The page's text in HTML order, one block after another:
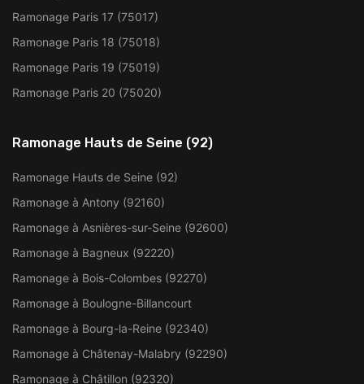
Ramonage Paris 17 (75017)
Ramonage Paris 18 (75018)
Ramonage Paris 19 (75019)
Ramonage Paris 20 (75020)
Ramonage Hauts de Seine (92)
Ramonage Hauts de Seine (92)
Ramonage à Antony (92160)
Ramonage à Asnières-sur-Seine (92600)
Ramonage à Bagneux (92220)
Ramonage à Bois-Colombes (92270)
Ramonage à Boulogne-Billancourt
Ramonage à Bourg-la-Reine (92340)
Ramonage à Châtenay-Malabry (92290)
Ramonage à Châtillon (92320)